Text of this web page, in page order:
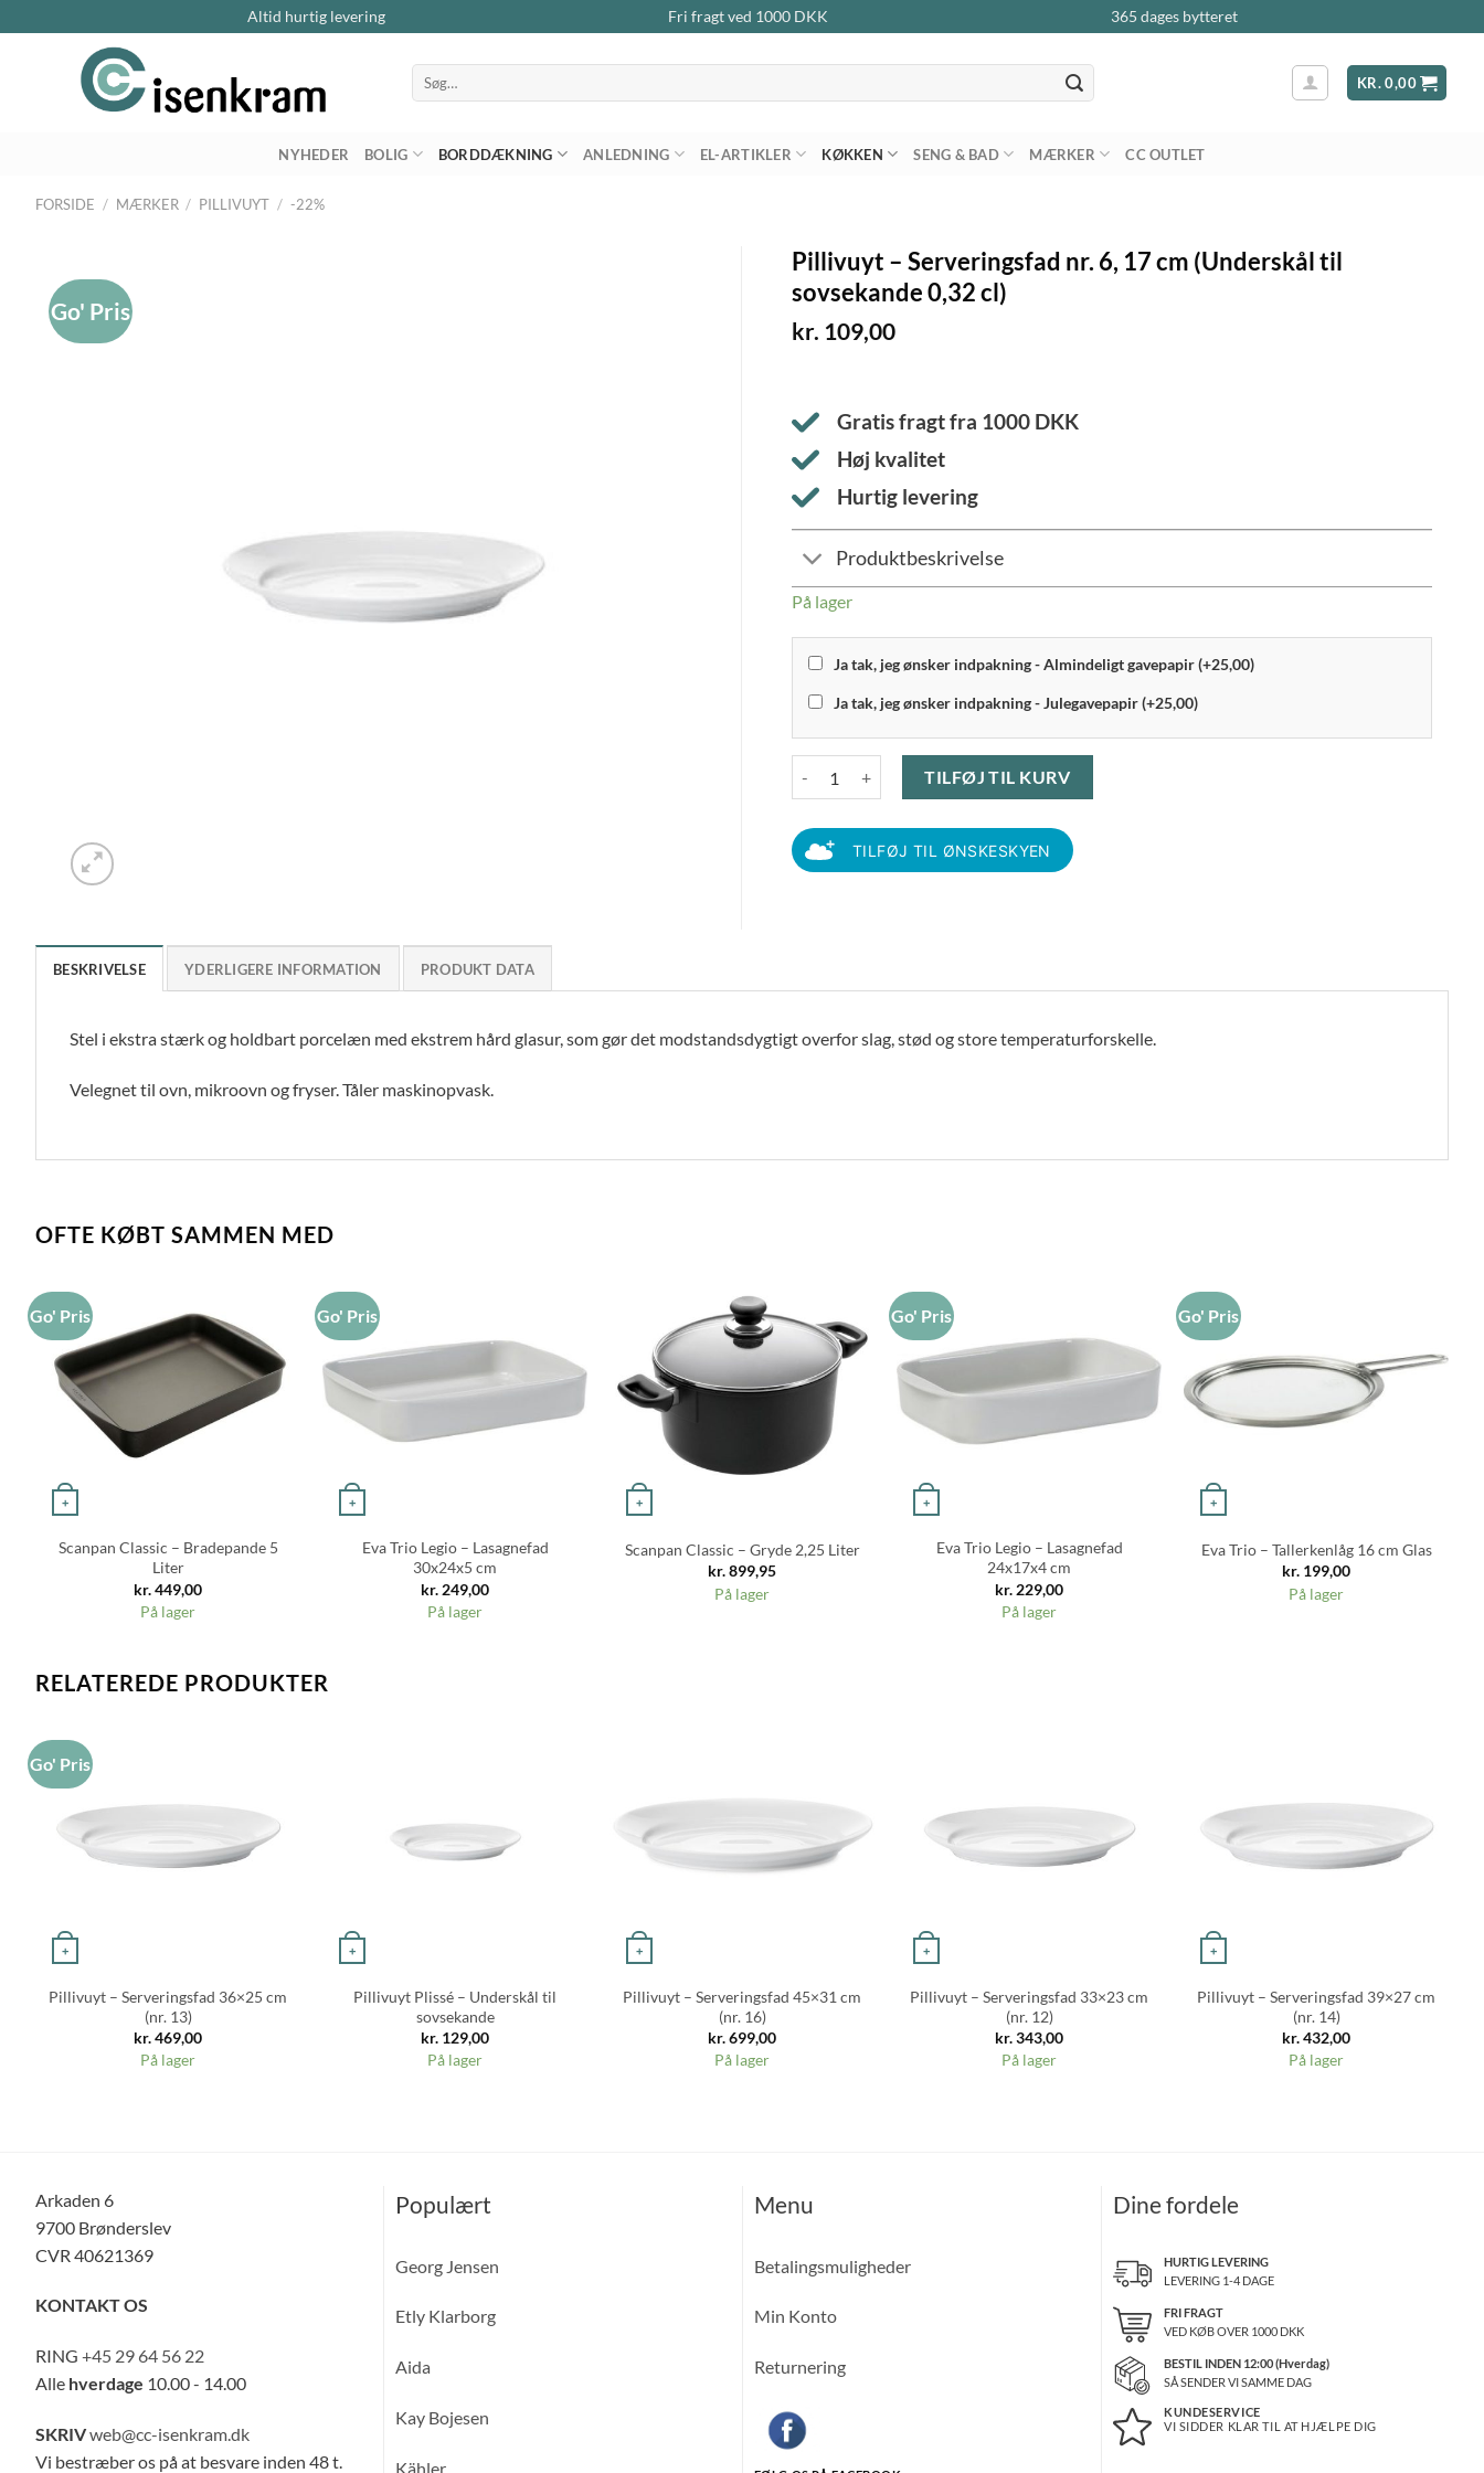
Altid hurtig levering Fri fragt ved 1000DKK 365 dages bytteret
Søg
efter:
KR.0,00
NYHEDER BOLIG BORDDÆKNING ANLEDNING EL-ARTIKLER KØKKEN SENG & BAD MÆRKER CC OUTLET
FORSIDE / MÆRKER / PILLIVUYT / -22%
Go' Pris
Pillivuyt – Serveringsfad nr. 6, 17 cm (Underskål til
sovsekande 0,32 cl)
kr. 109,00
Gratis fragt fra 1000 DKK
Høj kvalitet
Hurtig levering
Produktbeskrivelse
På lager
Ja tak, jeg ønsker indpakning - Almindeligt gavepapir (+25,00)
Ja tak, jeg ønsker indpakning - Julegavepapir (+25,00)
TILFØJ TIL KURV
TILFØJ TIL ØNSKESKYEN
BESKRIVELSE YDERLIGERE INFORMATION PRODUKT DATA
Stel i ekstra stærk og holdbart porcelæn med ekstrem hård glasur, som gør det modstandsdygtigt overfor slag, stød og store temperaturforskelle.
Velegnet til ovn, mikroovn og fryser. Tåler maskinopvask.
OFTE KØBT SAMMEN MED
Go' Pris
+
Scanpan Classic – Bradepande 5
Liter
kr.449,00
På lager
Go' Pris
+
Eva Trio Legio – Lasagnefad
30x24x5 cm
kr. 249,00
På lager
+
Scanpan Classic – Gryde 2,25 Liter
kr.899,95
På lager
Go' Pris
+
Eva Trio Legio – Lasagnefad
24x17x4 cm
kr. 229,00
På lager
Go' Pris
+
Eva Trio – Tallerkenlåg 16 cm Glas
kr. 199,00
På lager
RELATEREDE PRODUKTER
Go' Pris
+
Pillivuyt – Serveringsfad 36×25 cm
(nr. 13)
kr.469,00
På lager
+
Pillivuyt Plissé – Underskål til
sovsekande
kr. 129,00
På lager
+
Pillivuyt – Serveringsfad 45×31 cm
(nr. 16)
kr.699,00
På lager
+
Pillivuyt – Serveringsfad 33×23 cm
(nr. 12)
kr.343,00
På lager
+
Pillivuyt – Serveringsfad 39×27 cm
(nr. 14)
kr.432,00
På lager
Arkaden 6
9700 Brønderslev
CVR 40621369
KONTAKT OS
RING +45 29 64 56 22
Alle hverdage 10.00 - 14.00
SKRIVweb@cc-isenkram.dk
Vi bestræber os på at besvare inden 48 t.
Populært
Georg Jensen
Etly Klarborg
Aida
Kay Bojesen
Kähler
Menu
Betalingsmuligheder
Min Konto
Returnering
Dine fordele
HURTIG LEVERING
LEVERING 1-4 DAGE
FRI FRAGT
VED KØB OVER 1000DKK
BESTIL INDEN 12:00 (Hverdag)
SÅ SENDER VI SAMME DAG
KUNDESERVICE
VI SIDDER KLAR TIL AT HJÆLPE DIG